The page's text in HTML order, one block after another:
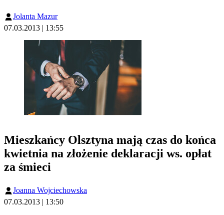
Jolanta Mazur
07.03.2013 | 13:55
Mieszkańcy Olsztyna mają czas do końca
kwietnia na złożenie deklaracji ws. opłat
za śmieci
Joanna Wojciechowska
07.03.2013 | 13:50